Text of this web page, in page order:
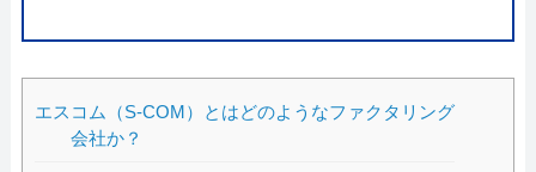
エスコム（S-COM）とはどのようなファクタリング
会社か？